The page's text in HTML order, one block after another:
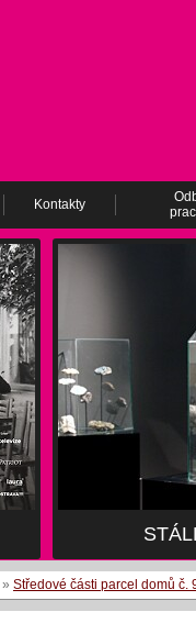
Kontakty
» Středové části parcel domů č.